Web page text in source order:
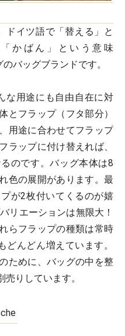
ドイツ語で「替える」と
「かばん」という意味
バッグブランドです。
な用途にも自由自在に対
とフラップ（フタ部分）
用途に合わせてフラップ
ラップに付け替えれば、
のです。バッグ本体は8
色の展開があります。最
が2枚付いてくるのが嬉
リエーションは無限大！
らフラップの種類は常時
どんどん増えています。
ために、バッグの中を整
りしています。